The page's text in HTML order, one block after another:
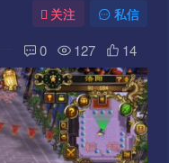
关注 私信
0 127 14